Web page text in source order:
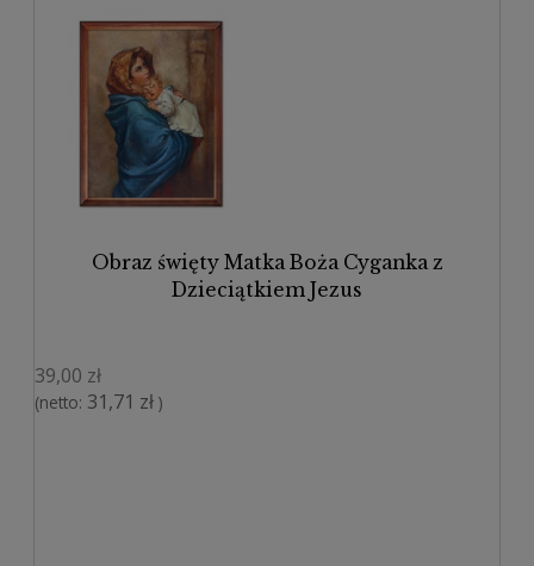
Obraz święty Matka Boża Cyganka z
Dzieciątkiem Jezus
39,00 zł
(netto: 31,71 zł )